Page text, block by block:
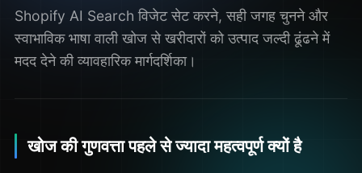
Shopify AI Search विजेट सेट करने, सही जगह चुनने और
स्वाभाविक भाषा वाली खोज से खरीदारों को उत्पाद जल्दी ढूंढने में
मदद देने की व्यावहारिक मार्गदर्शिका।
खोज की गुणवत्ता पहले से ज्यादा महत्वपूर्ण क्यों है